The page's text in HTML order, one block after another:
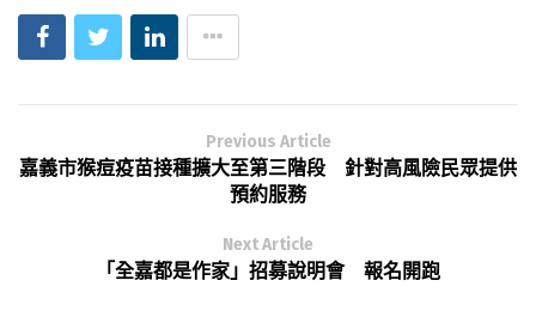
Previous Article
嘉義市猴痘疫苗接種擴大至第三階段 針對高風險民眾提供
預約服務
Next Article
「全嘉都是作家」招募說明會 報名開跑